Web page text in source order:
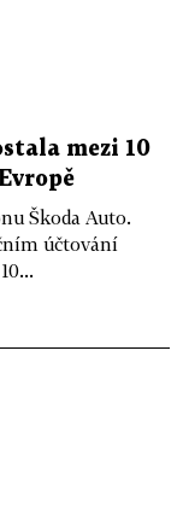
mezi 10
Škoda Auto.
účtování